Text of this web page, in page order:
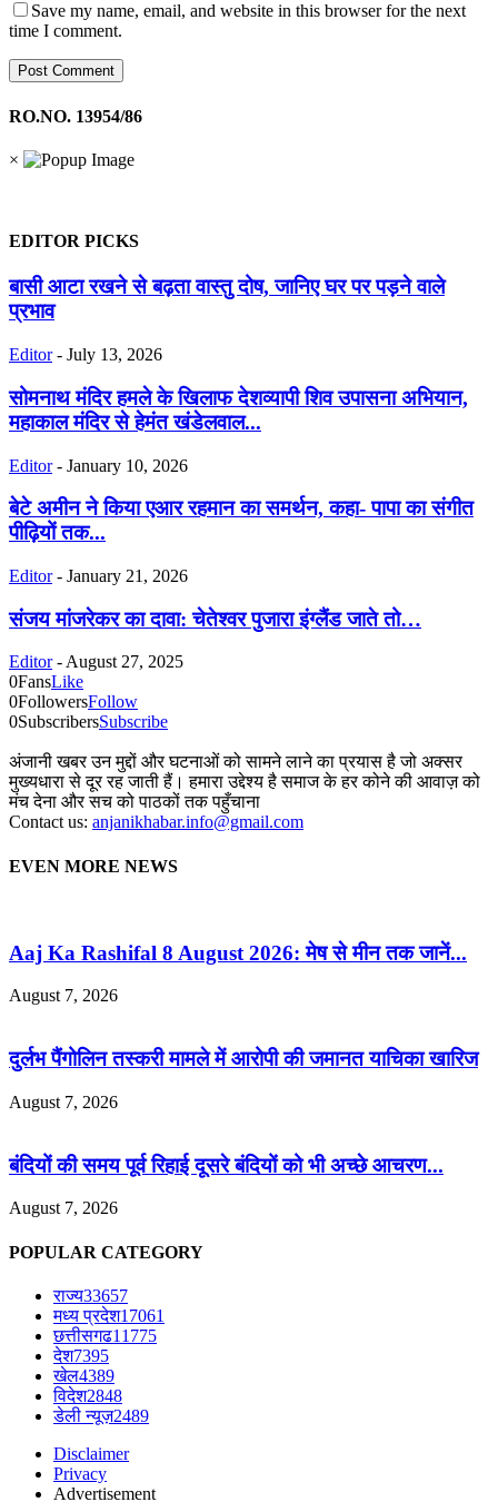
Save my name, email, and website in this browser for the next
time I comment.
RO.NO. 13954/86
×
EDITOR PICKS
बासी आटा रखने से बढ़ता वास्तु दोष, जानिए घर पर पड़ने वाले
प्रभाव
Editor - July 13, 2026
सोमनाथ मंदिर हमले के खिलाफ देशव्यापी शिव उपासना अभियान,
महाकाल मंदिर से हेमंत खंडेलवाल...
Editor - January 10, 2026
बेटे अमीन ने किया एआर रहमान का समर्थन, कहा- पापा का संगीत
पीढ़ियों तक...
Editor - January 21, 2026
संजय मांजरेकर का दावा: चेतेश्वर पुजारा इंग्लैंड जाते तो…
Editor -August 27, 2025
0FansLike
0FollowersFollow
0SubscribersSubscribe
अंजानी खबर उन मुद्दों और घटनाओं को सामने लाने का प्रयास है जो अक्सर
मुख्यधारा से दूर रह जाती हैं। हमारा उद्देश्य है समाज के हर कोने की आवाज़ को
मंच देना और सच को पाठकों तक पहुँचाना
Contact us: anjanikhabar.info@gmail.com
EVEN MORE NEWS
Aaj Ka Rashifal 8 August 2026: मेष से मीन तक जानें...
August 7, 2026
दुर्लभ पैंगोलिन तस्करी मामले में आरोपी की जमानत याचिका खारिज
August 7, 2026
बंदियों की समय पूर्व रिहाई दूसरे बंदियों को भी अच्छे आचरण...
August 7, 2026
POPULAR CATEGORY
राज्य33657
मध्य प्रदेश17061
छत्तीसगढ11775
देश7395
खेल4389
विदेश2848
डेली न्यूज़2489
Disclaimer
Privacy
Advertisement